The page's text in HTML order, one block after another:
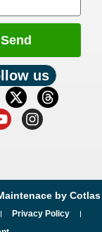
Send
us
by Cotlas
Privacy Policy